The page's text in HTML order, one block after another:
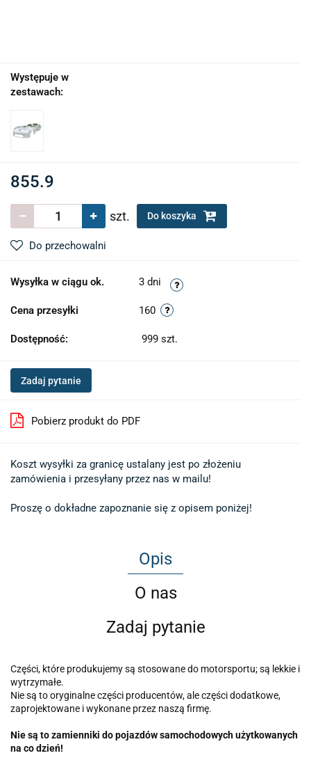
Występuje w
zestawach:
855.9
szt. Do koszyka
Do przechowalni
Wysyłka w ciągu ok. 3 dni
Cena przesyłki 160
Dostępność: 999 szt.
Zadaj pytanie
Pobierz produkt do PDF
Koszt wysyłki za granicę ustalany jest po złożeniu
zamówienia i przesyłany przez nas w mailu!
Proszę o dokładne zapoznanie się z opisem poniżej!
Opis
O nas
Zadaj pytanie
Części, które produkujemy są stosowane do motorsportu; są lekkie i
wytrzymałe.
Nie są to oryginalne części producentów, ale części dodatkowe,
zaprojektowane i wykonane przez naszą firmę.
Nie są to zamienniki do pojazdów samochodowych użytkowanych
na co dzień!